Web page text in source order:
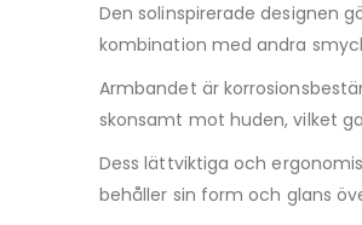
Den solinspirerade designen
kombination med andra
Armbandet är
skonsamt mot huden, vilket
Dess lättviktiga och
behåller sin form och glans